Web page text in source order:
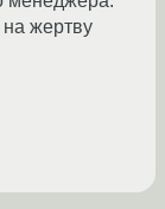
жертву